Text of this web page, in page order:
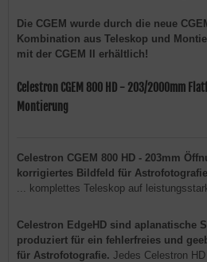
Die CGEM wurde durch die neue
Kombination aus Teleskop und
mit der CGEM II erhältlich!
Celestron CGEM 800 HD - 203/2000mm
Montierung
Celestron CGEM 800 HD - 203mm
korrigiertes Bildfeld für Astrofotografie
... komplettes Teleskop auf
Celestron EdgeHD sind aplanatische
produziert für ein fehlerfreies und
für Astrofotografie. Jedes Celestron